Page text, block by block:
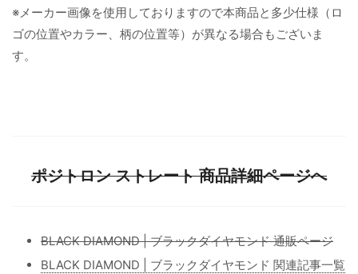
※メーカー画像を使用しておりますので本商品と多少仕様（ロ
ゴの位置やカラー、柄の位置等）が異なる場合もございま
す。
ポジトロン ストレート 商品詳細ページへ
BLACK DIAMOND | ブラックダイヤモンド 通販ページ
BLACK DIAMOND | ブラックダイヤモンド 関連記事一覧